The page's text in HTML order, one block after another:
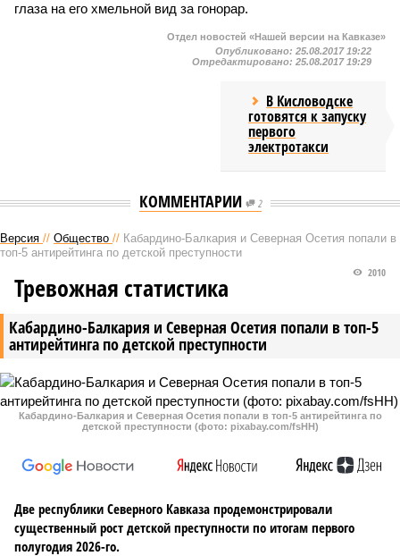
глаза на его хмельной вид за гонорар.
Отдел новостей «Нашей версии на Кавказе»
Опубликовано: 25.08.2017 19:22
Отредактировано: 25.08.2017 19:29
В Кисловодске
готовятся к запуску
первого
электротакси
КОММЕНТАРИИ 2
Версия // Общество // Кабардино-Балкария и Северная Осетия попали в
топ-5 антирейтинга по детской преступности
Кабардино-Балкария и Северная Осетия попали в топ-5
антирейтинга по детской преступности
2010
Тревожная статистика
Кабардино-Балкария и Северная Осетия попали в топ-5 антирейтинга по
детской преступности (фото: pixabay.com/fsHH)
Две республики Северного Кавказа продемонстрировали
существенный рост детской преступности по итогам первого
полугодия 2026-го.